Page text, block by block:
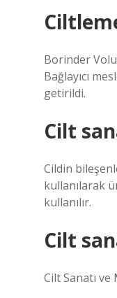
Borinder
Bağlayıcı
getirildi.
Cilt
Cildin
kullanılarak
kullanılır.
Cilt
Cilt Sanatı